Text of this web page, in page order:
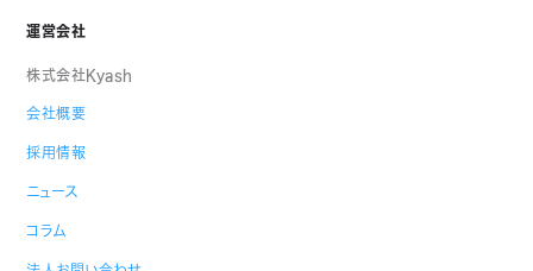
運営会社
株式会社Kyash
会社概要
採用情報
ニュース
コラム